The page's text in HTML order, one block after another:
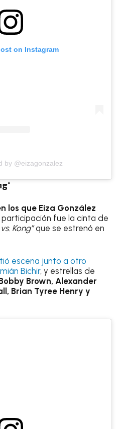
on Instagram
by @eizagonzalez
“
los que Eiza González
fue la cinta de
Kong”que se estrenó en
escena junto a otro
Bichir, y estrellas de
Brown, Alexander
Brian Tyree Henry y